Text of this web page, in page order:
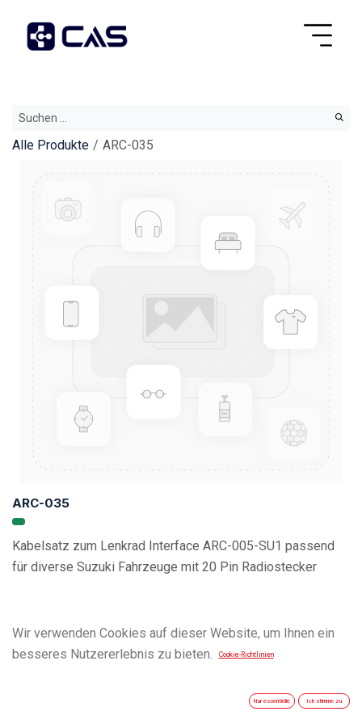
Alle Produkte ARC-035
ARC-035
Kabelsatz zum Lenkrad Interface ARC-005-SU1 passend
für diverse Suzuki Fahrzeuge mit 20 Pin Radiostecker
Wir verwenden Cookies auf dieser Website, um Ihnen ein
besseres Nutzererlebnis zu bieten.
Cookie-Richtlinien
Nur essentielle Ich stimme zu